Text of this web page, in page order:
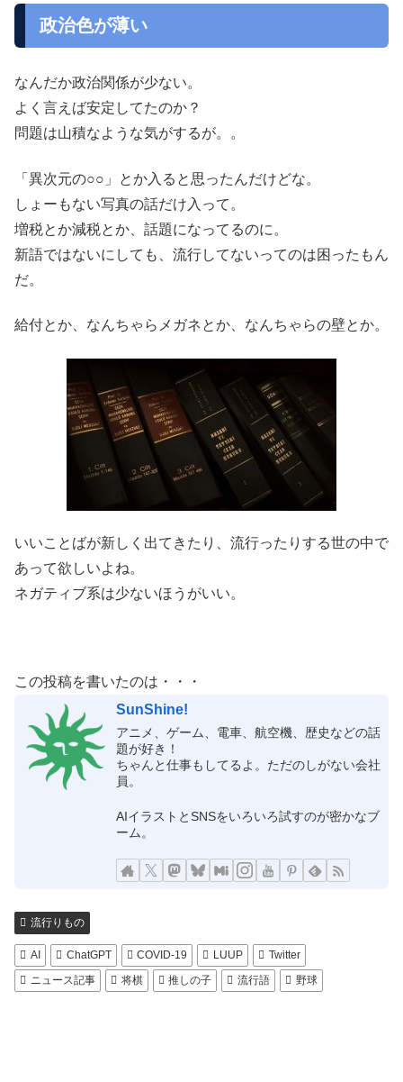
政治色が薄い
なんだか政治関係が少ない。
よく言えば安定してたのか？
問題は山積なような気がするが。。
「異次元の○○」とか入ると思ったんだけどな。
しょーもない写真の話だけ入って。
増税とか減税とか、話題になってるのに。
新語ではないにしても、流行してないってのは困ったもん
だ。
給付とか、なんちゃらメガネとか、なんちゃらの壁とか。
いいことばが新しく出てきたり、流行ったりする世の中で
あって欲しいよね。
ネガティブ系は少ないほうがいい。
この投稿を書いたのは・・・
SunShine!
アニメ、ゲーム、電車、航空機、歴史などの話
題が好き！
ちゃんと仕事もしてるよ。ただのしがない会社
員。
AIイラストとSNSをいろいろ試すのが密かなブ
ーム。
流行りもの
AI ChatGPT COVID-19 LUUP
Twitter
ニュース記事
将棋 推しの子 流行語 野球